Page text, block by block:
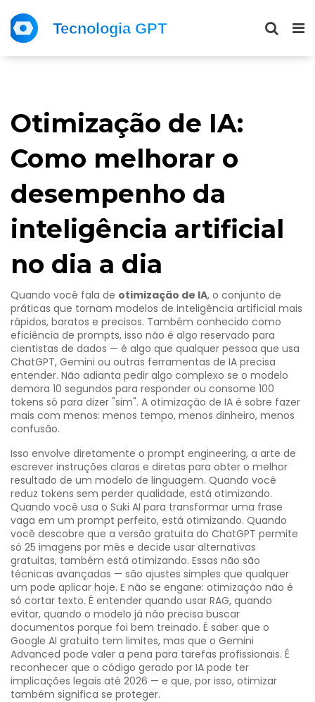
Otimização de IA:
Como melhorar o
desempenho da
inteligência artificial
no dia a dia
Quando você fala de otimização de IA, o conjunto de
práticas que tornam modelos de inteligência artificial mais
rápidos, baratos e precisos. Também conhecido como
eficiência de prompts, isso não é algo reservado para
cientistas de dados — é algo que qualquer pessoa que usa
ChatGPT, Gemini ou outras ferramentas de IA precisa
entender. Não adianta pedir algo complexo se o modelo
demora 10 segundos para responder ou consome 100
tokens só para dizer "sim". A otimização de IA é sobre fazer
mais com menos: menos tempo, menos dinheiro, menos
confusão.
Isso envolve diretamente o prompt engineering, a arte de
escrever instruções claras e diretas para obter o melhor
resultado de um modelo de linguagem. Quando você
reduz tokens sem perder qualidade, está otimizando.
Quando você usa o Suki AI para transformar uma frase
vaga em um prompt perfeito, está otimizando. Quando
você descobre que a versão gratuita do ChatGPT permite
só 25 imagens por mês e decide usar alternativas
gratuitas, também está otimizando. Essas não são
técnicas avançadas — são ajustes simples que qualquer
um pode aplicar hoje. E não se engane: otimização não é
só cortar texto. É entender quando usar RAG, quando
evitar, quando o modelo já não precisa buscar
documentos porque foi bem treinado. É saber que o
Google AI gratuito tem limites, mas que o Gemini
Advanced pode valer a pena para tarefas profissionais. É
reconhecer que o código gerado por IA pode ter
implicações legais até 2026 — e que, por isso, otimizar
também significa se proteger.